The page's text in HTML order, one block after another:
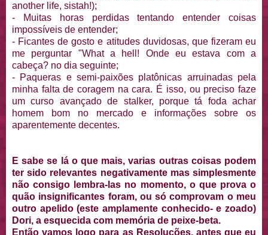
another life, sistah!);
- Muitas horas perdidas tentando entender coisas
impossíveis de entender;
- Ficantes de gosto e atitudes duvidosas, que fizeram eu
me perguntar "What a hell! Onde eu estava com a
cabeça? no dia seguinte;
- Paqueras e semi-paixões platônicas arruinadas pela
minha falta de coragem na cara. É isso, ou preciso faze
um curso avançado de stalker, porque tá foda achar
homem bom no mercado e informações sobre os
aparentemente decentes.
E sabe se lá o que mais, varias outras coisas podem
ter sido relevantes negativamente mas simplesmente
não consigo lembra-las no momento, o que prova o
quão insignificantes foram, ou só comprovam o meu
outro apelido (este amplamente conhecido- e zoado)
Dori, a esquecida com memória de peixe-beta.
Então vamos logo para as Resoluções, antes que eu